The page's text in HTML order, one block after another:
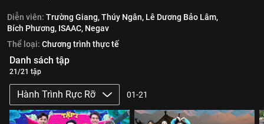
Diễn viên: Trường Giang,Thúy Ngân, Lê Dương Bảo Lâm,
Bích Phương, ISAAC, Negav
Thể loại: Chương trình thực tế
Danh sách tập
21/21 tập
Hành Trình Rực Rỡ 01-21